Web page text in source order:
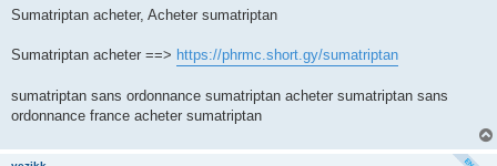
s
g
Sumatriptan acheter, Acheter sumatriptan
Sumatriptan acheter ==> https://phrmc.short.gy/sumatriptan
sumatriptan sans ordonnance sumatriptan acheter sumatriptan sans
ordonnance france acheter sumatriptan